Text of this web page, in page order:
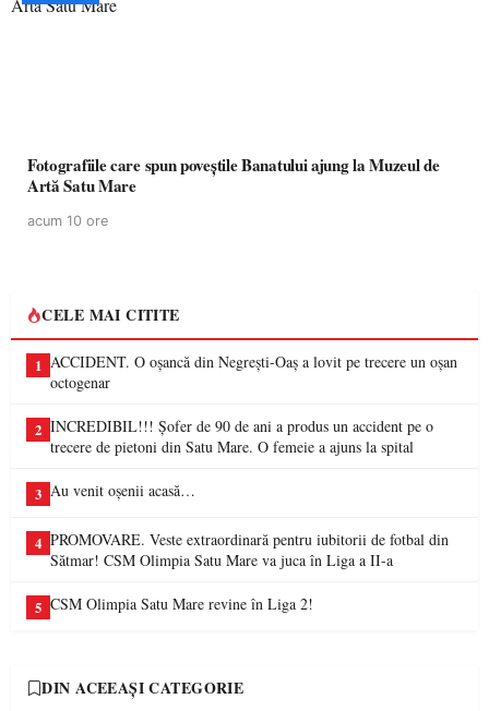
Fotografiile care spun poveștile Banatului ajung la Muzeul de
Artă Satu Mare
acum 10 ore
CELE MAI CITITE
1 ACCIDENT. O oșancă din Negrești-Oaș a lovit pe trecere un oșan
octogenar
2 INCREDIBIL!!! Șofer de 90 de ani a produs un accident pe o
trecere de pietoni din Satu Mare. O femeie a ajuns la spital
3 Au venit oșenii acasă…
4 PROMOVARE. Veste extraordinară pentru iubitorii de fotbal din
Sătmar! CSM Olimpia Satu Mare va juca în Liga a II-a
5 CSM Olimpia Satu Mare revine în Liga 2!
DIN ACEEAȘI CATEGORIE